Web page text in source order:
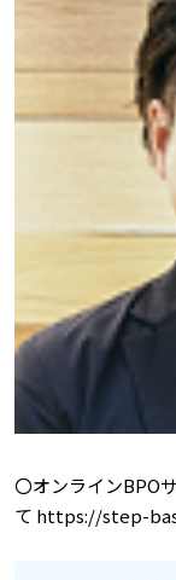
〇オンラインBPO
て https://step-